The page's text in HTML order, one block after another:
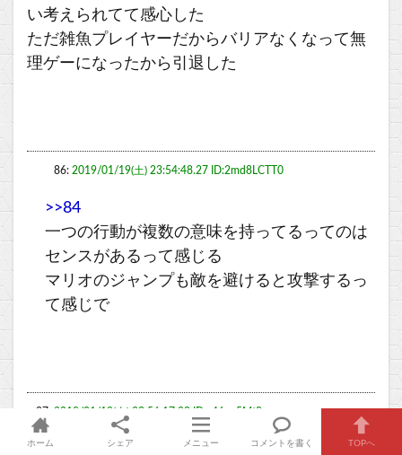
い考えられてて感心した
ただ雑魚プレイヤーだからバリアなくなって無
理ゲーになったから引退した
86: 2019/01/19(土) 23:54:48.27 ID:2md8LCTT0
>>84
一つの行動が複数の意味を持ってるってのは
センスがあるって感じる
マリオのジャンプも敵を避けると攻撃するっ
て感じで
87: 2019/01/19(土) 23:56:17.28 ID:g46pe5Mt0
マイクラとスプラトゥーンかなぁ
ホーム シェア メニュー コメントを書く TOPへ